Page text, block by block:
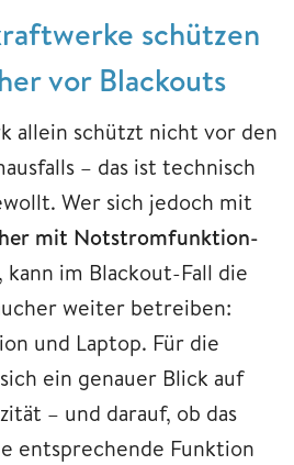
schützen
vor Blackouts
allein schützt nicht vor den
– das ist technisch
Wer sich jedoch mit
mit Notstromfunktion-
kann im Blackout-Fall die
weiter betreiben:
und Laptop. Für die
ein genauer Blick auf
– und darauf, ob das
entsprechende Funktion